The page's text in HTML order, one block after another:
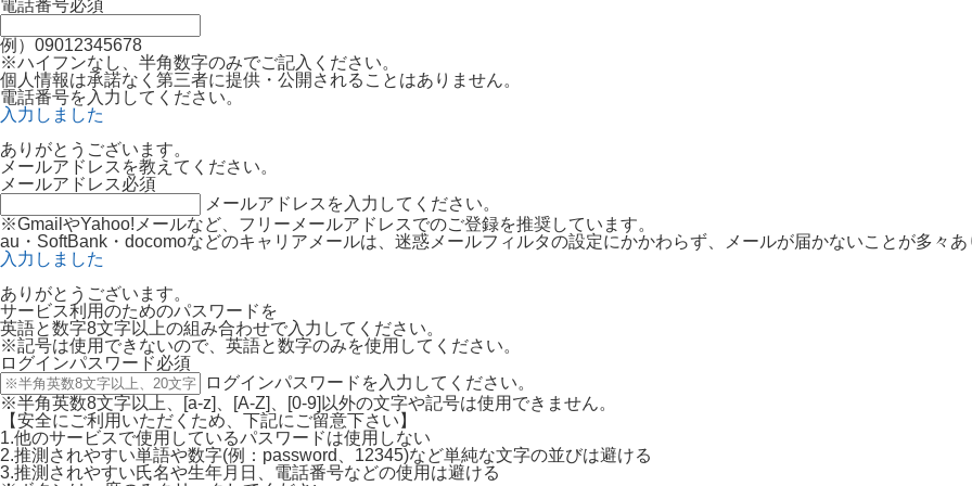
電話番号必須
例）09012345678
※ハイフンなし、半角数字のみでご記入ください。
個人情報は承諾なく第三者に提供・公開されることはありません。
電話番号を入力してください。
入力しました
ありがとうございます。
メールアドレスを教えてください。
メールアドレス必須
メールアドレスを入力してください。
※GmailやYahoo!メールなど、フリーメールアドレスでのご登録を推奨しています。
au・SoftBank・docomoなどのキャリアメールは、迷惑メールフィルタの設定にかかわらず、メールが届かないことが多々あ
入力しました
ありがとうございます。
サービス利用のためのパスワードを
英語と数字8文字以上の組み合わせで入力してください。
※記号は使用できないので、英語と数字のみを使用してください。
ログインパスワード必須
ログインパスワードを入力してください。
※半角英数8文字以上、[a-z]、[A-Z]、[0-9]以外の文字や記号は使用できません。
【安全にご利用いただくため、下記にご留意下さい】
1.他のサービスで使用しているパスワードは使用しない
2.推測されやすい単語や数字(例：password、12345)など単純な文字の並びは避ける
3.推測されやすい氏名や生年月日、電話番号などの使用は避ける